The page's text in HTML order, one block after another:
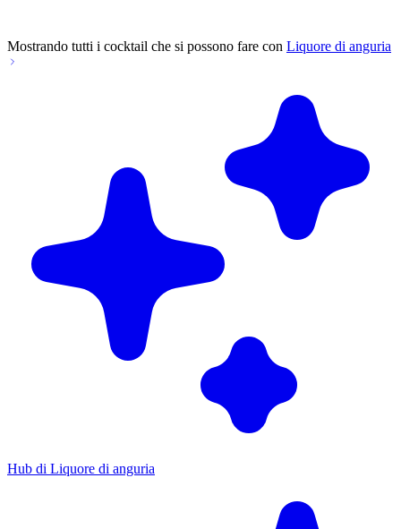
Mostrando tutti i cocktail che si possono fare con Liquore di anguria
Hub di Liquore di anguria